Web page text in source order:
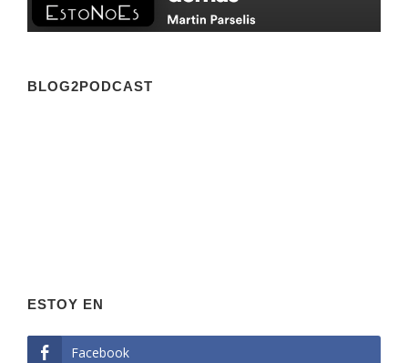
BLOG2PODCAST
ESTOY EN
Facebook